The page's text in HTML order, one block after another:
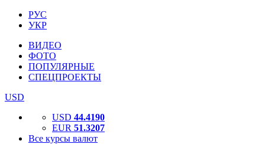
РУС
УКР
ВИДЕО
ФОТО
ПОПУЛЯРНЫЕ
СПЕЦПРОЕКТЫ
USD
USD 44.4190
EUR 51.3207
Все курсы валют